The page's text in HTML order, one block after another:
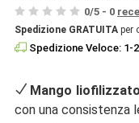
0/5 - 0
Spedizione GRATUITA per
Spedizione Veloce: 1-
Mango
con una consistenza